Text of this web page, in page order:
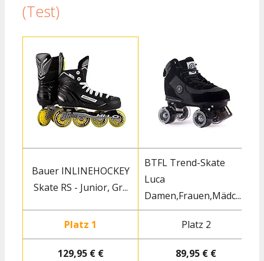
(Test)
Bauer INLINEHOCKEY
Skate RS - Junior, Gr...
BTFL Trend-Skate
Luca
Damen,Frauen,Mädc...
Platz 1 Platz 2
129,95 € € 89,95 € €